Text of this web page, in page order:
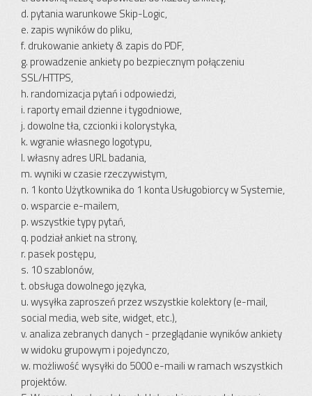
d. pytania warunkowe Skip-Logic,
e. zapis wyników do pliku,
f. drukowanie ankiety & zapis do PDF,
g. prowadzenie ankiety po bezpiecznym połączeniu
SSL/HTTPS,
h. randomizacja pytań i odpowiedzi,
i. raporty email dzienne i tygodniowe,
j. dowolne tła, czcionki i kolorystyka,
k. wgranie własnego logotypu,
l. własny adres URL badania,
m. wyniki w czasie rzeczywistym,
n. 1 konto Użytkownika do 1 konta Usługobiorcy w Systemie,
o. wsparcie e-mailem,
p. wszystkie typy pytań,
q. podział ankiet na strony,
r. pasek postępu,
s. 10 szablonów,
t. obsługa dowolnego języka,
u. wysyłka zaproszeń przez wszystkie kolektory (e-mail,
social media, web site, widget, etc.),
v. analiza zebranych danych - przeglądanie wyników ankiety
w widoku grupowym i pojedynczo,
w. możliwość wysyłki do 5000 e-maili w ramach wszystkich
projektów.